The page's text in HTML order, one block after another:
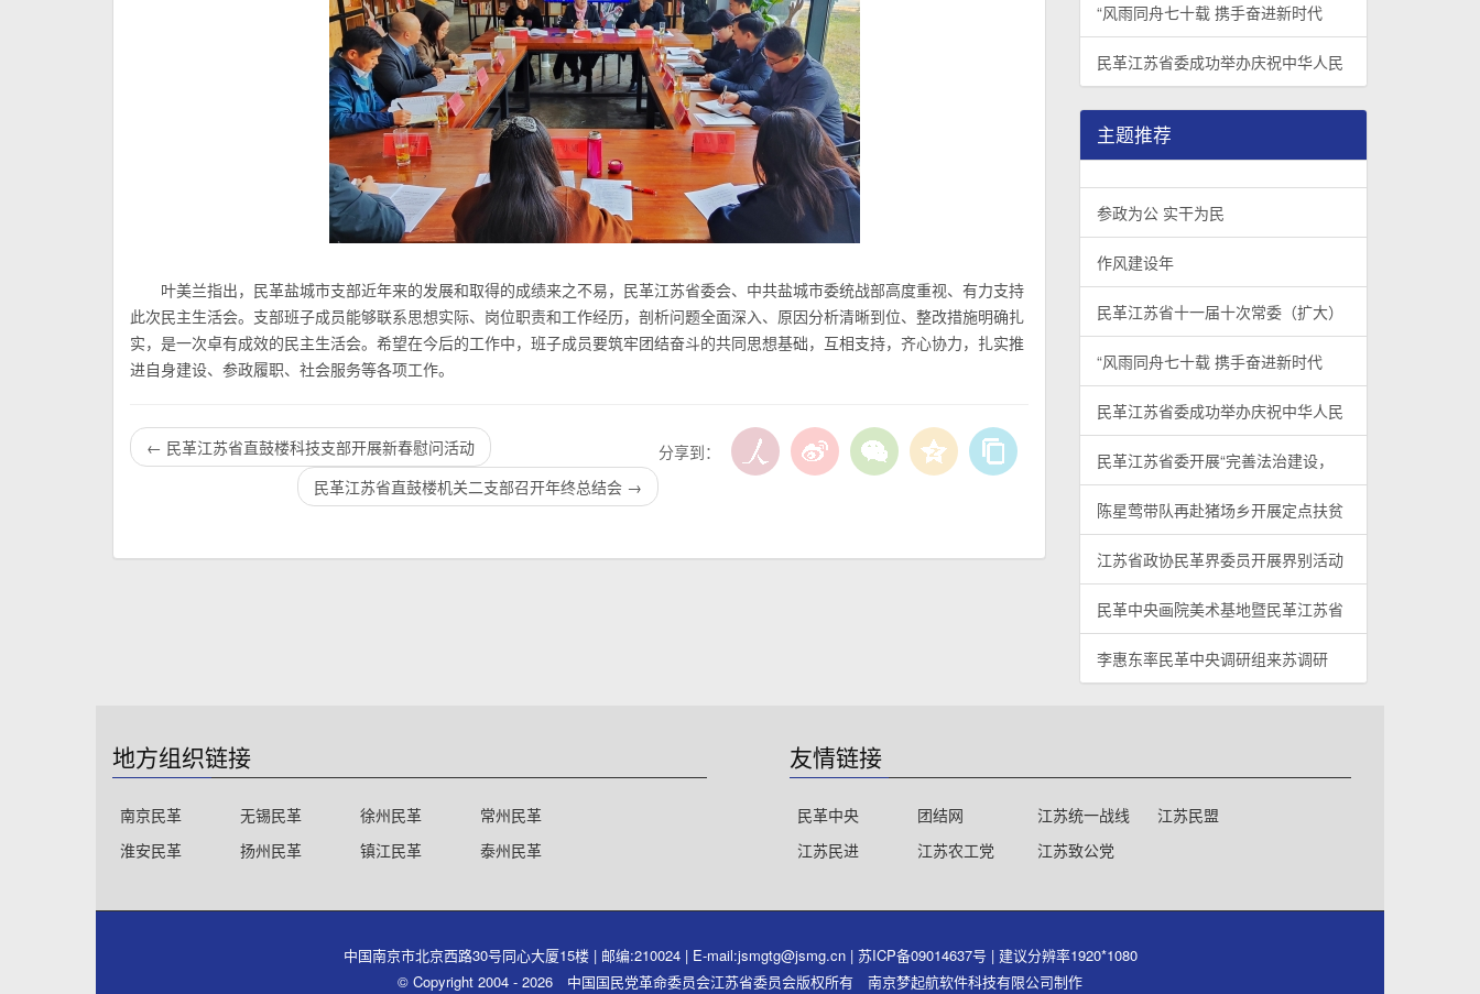
叶美兰指出，民革盐城市支部近年来的发展和取得的成绩来之不易，民革江苏省委会、中共盐城市委统战部高度重视、有力支持
此次民主生活会。支部班子成员能够联系思想实际、岗位职责和工作经历，剖析问题全面深入、原因分析清晰到位、整改措施明确扎
实，是一次卓有成效的民主生活会。希望在今后的工作中，班子成员要筑牢团结奋斗的共同思想基础，互相支持，齐心协力，扎实推
进自身建设、参政履职、社会服务等各项工作。
分享到：
← 民革江苏省直鼓楼科技支部开展新春慰问活动
民革江苏省直鼓楼机关二支部召开年终总结会 →
“风雨同舟七十载 携手奋进新时代
民革江苏省委成功举办庆祝中华人民
主题推荐
参政为公 实干为民
作风建设年
民革江苏省十一届十次常委（扩大）
“风雨同舟七十载 携手奋进新时代
民革江苏省委成功举办庆祝中华人民
民革江苏省委开展“完善法治建设，
陈星莺带队再赴猪场乡开展定点扶贫
江苏省政协民革界委员开展界别活动
民革中央画院美术基地暨民革江苏省
李惠东率民革中央调研组来苏调研
地方组织链接
南京民革 无锡民革 徐州民革
常州民革
淮安民革
扬州民革 镇江民革 泰州民革
友情链接
民革中央 团结网 江苏统一战线
江苏民盟
江苏民进
江苏农工党 江苏致公党
中国南京市北京西路30号同心大厦15楼 | 邮编:210024 | E-mail:jsmgtg@jsmg.cn | 苏ICP备09014637号 | 建议分辨率1920*1080
© Copyright 2004 - 2026 中国国民党革命委员会江苏省委员会版权所有 南京梦起航软件科技有限公司制作